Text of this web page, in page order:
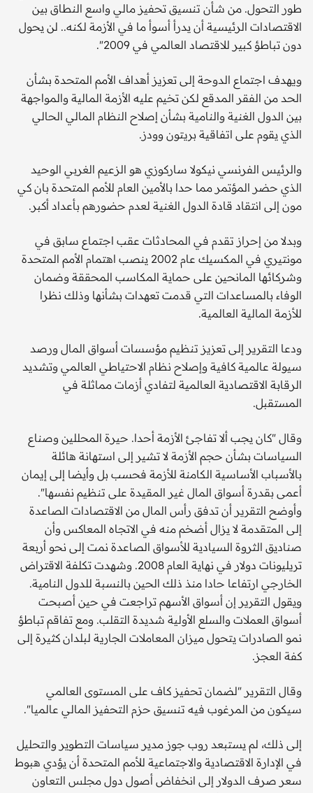
طور التحول. من شأن تنسيق تحفيز مالي واسع النطاق بين
الاقتصادات الرئيسية أن يدرأ أسوأ ما في الأزمة لكنه.. لن يحول
دون تباطؤ كبير للاقتصاد العالمي في 2009".
ويهدف اجتماع الدوحة إلى تعزيز أهداف الأمم المتحدة بشأن
الحد من الفقر المدقع لكن تخيم عليه الأزمة المالية والمواجهة
بين الدول الغنية والنامية بشأن إصلاح النظام المالي الحالي
الذي يقوم على اتفاقية بريتون وودز.
والرئيس الفرنسي نيكولا ساركوزي هو الزعيم الغربي الوحيد
الذي حضر المؤتمر مما حدا بالأمين العام للأمم المتحدة بان كي
مون إلى انتقاد قادة الدول الغنية لعدم حضورهم بأعداد أكبر.
وبدلا من إحراز تقدم في المحادثات عقب اجتماع سابق في
مونتيري في المكسيك عام 2002 ينصب اهتمام الأمم المتحدة
وشركائها المانحين على حماية المكاسب المحققة وضمان
الوفاء بالمساعدات التي قدمت تعهدات بشأنها وذلك نظرا
للأزمة المالية العالمية.
ودعا التقرير إلى تعزيز تنظيم مؤسسات أسواق المال ورصد
سيولة عالمية كافية وإصلاح نظام الاحتياطي العالمي وتشديد
الرقابة الاقتصادية العالمية لتفادي أزمات مماثلة في
المستقبل.
وقال "كان يجب ألا تفاجئ الأزمة أحدا. حيرة المحللين وصناع
السياسات بشأن حجم الأزمة لا تشير إلى استهانة هائلة
بالأسباب الأساسية الكامنة للأزمة فحسب بل وأيضا إلى إيمان
أعمى بقدرة أسواق المال غير المقيدة على تنظيم نفسها".
وأوضح التقرير أن تدفق رأس المال من الاقتصادات الصاعدة
إلى المتقدمة لا يزال أضخم منه في الاتجاه المعاكس وأن
صناديق الثروة السيادية للأسواق الصاعدة نمت إلى نحو أربعة
تريليونات دولار في نهاية العام 2008. وشهدت تكلفة الاقتراض
الخارجي ارتفاعا حادا منذ ذلك الحين بالنسبة للدول النامية.
ويقول التقرير إن أسواق الأسهم تراجعت في حين أصبحت
أسواق العملات والسلع الأولية شديدة التقلب. ومع تفاقم تباطؤ
نمو الصادرات يتحول ميزان المعاملات الجارية لبلدان كثيرة إلى
كفة العجز.
وقال التقرير "لضمان تحفيز كاف على المستوى العالمي
سيكون من المرغوب فيه تنسيق حزم التحفيز المالي عالميا".
إلى ذلك، لم يستبعد روب جوز مدير سياسات التطوير والتحليل
في الإدارة الاقتصادية والاجتماعية للأمم المتحدة أن يؤدي هبوط
سعر صرف الدولار إلى انخفاض أصول دول مجلس التعاون